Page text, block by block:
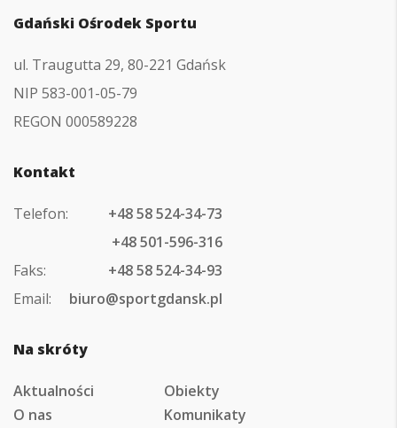
Gdański Ośrodek Sportu
ul. Traugutta 29, 80-221 Gdańsk
NIP 583-001-05-79
REGON 000589228
Kontakt
Telefon:
+48 58 524-34-73
+48 501-596-316
Faks:
+48 58 524-34-93
Email:
biuro@sportgdansk.pl
Na skróty
Aktualności
Obiekty
O nas
Komunikaty